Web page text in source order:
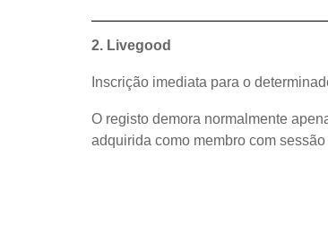
2. Livegood
Inscrição imediata para o
O registo demora normalmente
adquirida como membro com